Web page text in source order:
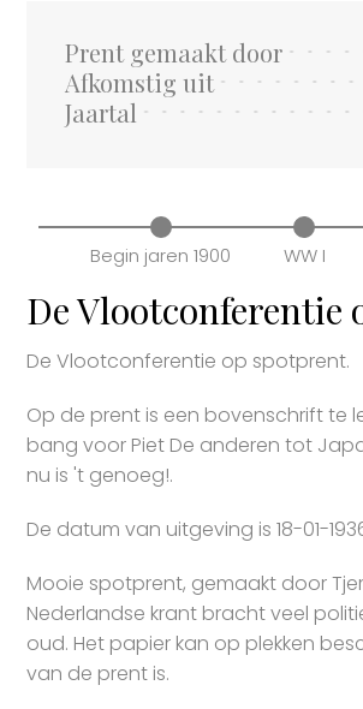
Prent gemaakt door
Afkomstig uit
Jaartal
Begin jaren 1900 WW I
De Vlootconferentie
De Vlootconferentie op spotprent.
Op de prent is een bovenschrift te
bang voor Piet De anderen tot
nu is 't genoeg!.
De datum van uitgeving is 18-01-
Mooie spotprent, gemaakt door
Nederlandse krant bracht veel
oud. Het papier kan op plekken
van de prent is.